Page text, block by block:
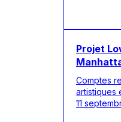
Projet
Comptes
artistiques
11